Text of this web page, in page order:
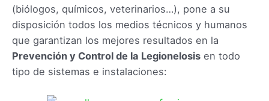
(biólogos, químicos, veterinarios…), pone a su
disposición todos los medios técnicos y humanos
que garantizan los mejores resultados en la
Prevención y Control de la Legionelosis en todo
tipo de sistemas e instalaciones: